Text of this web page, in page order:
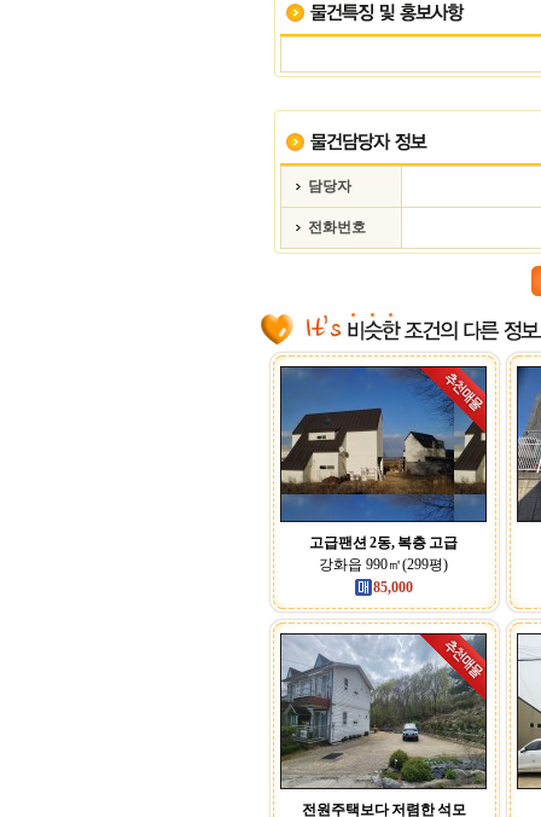
담당자
전화번호
고급팬션 2동, 복층 고급
강화읍 990㎡(299평)
85,000
전원주택보다 저렴한 석모